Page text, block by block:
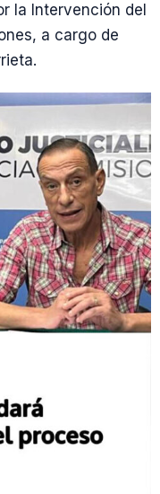
la Intervención del
a cargo de